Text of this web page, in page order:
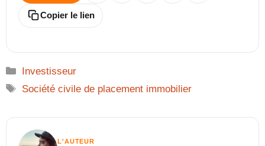
Copier le lien
Catégories
Investisseur
Étiquettes
Société civile de placement immobilier
L'AUTEUR